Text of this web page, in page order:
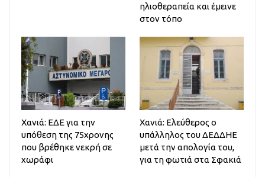
ηλιοθεραπεία και έμεινε
στον τόπο
Χανιά: ΕΔΕ για την
υπόθεση της 75χρονης
που βρέθηκε νεκρή σε
χωράφι
Χανιά: Ελεύθερος ο
υπάλληλος του ΔΕΔΔΗΕ
μετά την απολογία του,
για τη φωτιά στα Σφακιά